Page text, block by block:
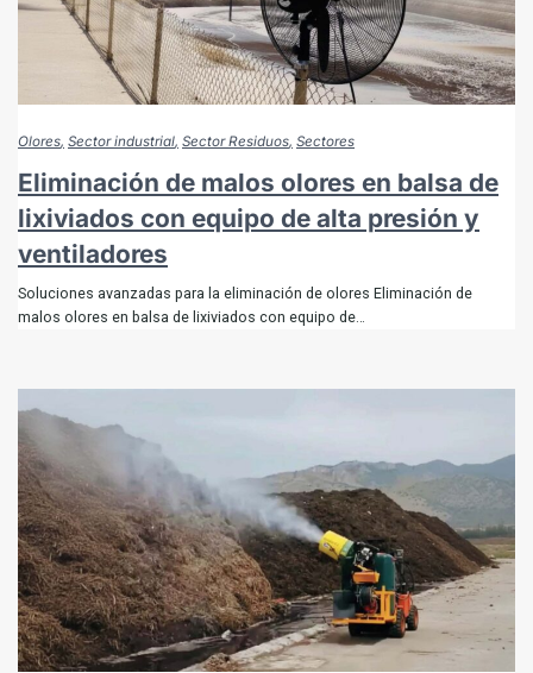
Olores Sector industrial Sector Residuos Sectores
Eliminación de malos olores en balsa de
lixiviados con equipo de alta presión y
ventiladores
Soluciones avanzadas para la eliminación de olores Eliminación de
malos olores en balsa de lixiviados con equipo de…